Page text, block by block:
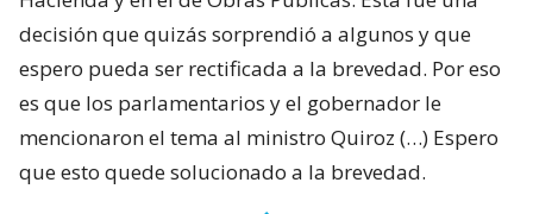
decisión que quizás sorprendió a algunos y que
espero pueda ser rectificada a la brevedad. Por eso
es que los parlamentarios y el gobernador le
mencionaron el tema al ministro Quiroz (…) Espero
que esto quede solucionado a la brevedad.